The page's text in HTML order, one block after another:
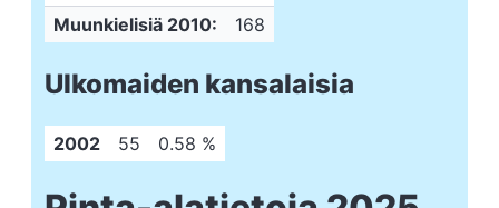
Muunkielisiä 2010:
168
Ulkomaiden kansalaisia
2002 55 0.58 %